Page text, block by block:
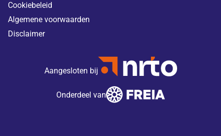
Cookiebeleid
Algemene voorwaarden
Disclaimer
Aangesloten bij
Onderdeel van